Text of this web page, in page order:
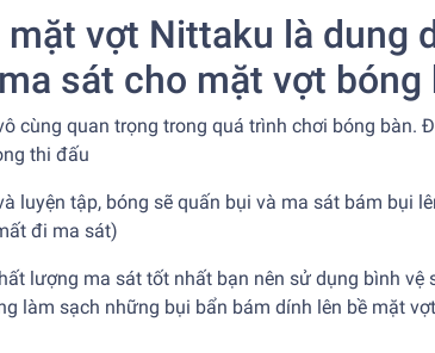
mặt vợt Nittaku là dung
sát cho mặt vợt bóng
cùng quan trọng trong quá trình chơi bóng bàn.
thi đấu
luyện tập, bóng sẽ quấn bụi và ma sát bám bụi
đi ma sát)
lượng ma sát tốt nhất bạn nên sử dụng bình vệ
làm sạch những bụi bẩn bám dính lên bề mặt